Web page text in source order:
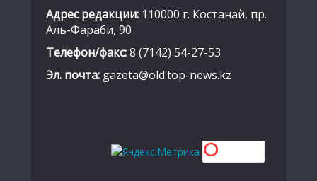
Адрес редакции: 110000 г. Костанай, пр.
Аль-Фараби, 90
Телефон/факс:8 (7142) 54-27-53
Эл. почта: gazeta@old.top-news.kz